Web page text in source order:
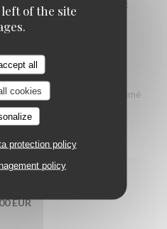
of the site
all
cookies
protection policy
policy
de Maroilles - Poulet - Noix
EUR
LA MER
crevettes grises - Saumon fumé
EUR
(3 SPÉCIALITÉS)
EUR